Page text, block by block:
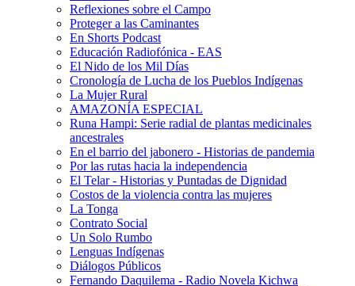
Reflexiones sobre el Campo
Proteger a las Caminantes
En Shorts Podcast
Educación Radiofónica - EAS
El Nido de los Mil Días
Cronología de Lucha de los Pueblos Indígenas
La Mujer Rural
AMAZONÍA ESPECIAL
Runa Hampi: Serie radial de plantas medicinales
ancestrales
En el barrio del jabonero - Historias de pandemia
Por las rutas hacia la independencia
El Telar - Historias y Puntadas de Dignidad
Costos de la violencia contra las mujeres
La Tonga
Contrato Social
Un Solo Rumbo
Lenguas Indígenas
Diálogos Públicos
Fernando Daquilema - Radio Novela Kichwa